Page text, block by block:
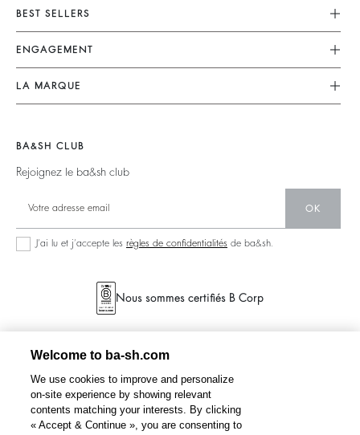
Service Client
FAQ
Retours Et Remboursements
CGV
BEST SELLERS
Robes
Combinaisons
Tops & Chemises
Pulls & Cardigans
Dos Nus
ENGAGEMENT
Nos Engagements
Planète
Partenaires
Circularité
Communauté
Collection Responsable
LA MARQUE
Barbara & Sharon
125 Et Après
Nos Boutiques
BA&SH CLUB
Rejoignez le ba&sh club
OK
J’ai lu et j’accepte les règles de confidentialités de ba&sh.
Nous sommes certifiés B Corp
Welcome to ba-sh.com
We use cookies to improve and personalize
on-site experience by showing relevant
contents matching your interests. By clicking
« Accept & Continue », you are consenting to